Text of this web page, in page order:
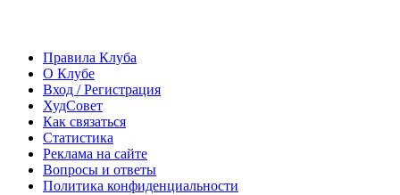
Правила Клуба
О Клубе
Вход / Регистрация
ХудСовет
Как связаться
Статистика
Реклама на сайте
Вопросы и ответы
Политика конфиденциальности